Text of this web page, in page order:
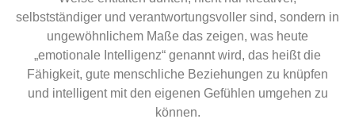
selbstständiger und verantwortungsvoller sind, sondern in
ungewöhnlichem Maße das zeigen, was heute
„emotionale Intelligenz“ genannt wird, das heißt die
Fähigkeit, gute menschliche Beziehungen zu knüpfen
und intelligent mit den eigenen Gefühlen umgehen zu
können.